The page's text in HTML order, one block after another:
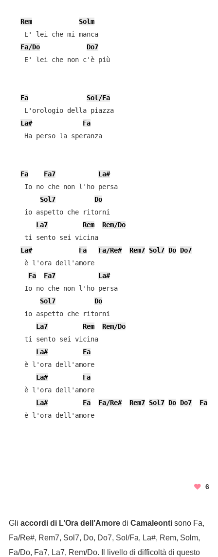
Rem
Solm
    E' lei che mi manca
Fa/Do
Do7
    E' lei che non c'è più
Fa
Sol/Fa
    L'orologio della piazza
La#
Fa
    Ha perso la speranza
Fa Fa7
La#
    Io no che non l'ho persa
Sol7
Do
    io aspetto che ritorni
La7
Rem
Rem/Do
    ti sento sei vicina
La#
Fa Fa/Re# Rem7 Sol7 Do Do7
    è l'ora dell'amore
Fa
Fa7
La#
    Io no che non l'ho persa
Sol7
Do
    io aspetto che ritorni
La7
Rem
Rem/Do
    ti sento sei vicina
La#
Fa
    è l'ora dell'amore
La#
Fa
    è l'ora dell'amore
La#
Fa Fa/Re# Rem7 Sol7 Do Do7
Fa
    è l'ora dell'amore
6
Gli accordi di L’Ora dell’Amoredi Camaleontisono Fa,
Fa/Re#, Rem7, Sol7, Do, Do7, Sol/Fa, La#, Rem, Solm,
Fa/Do, Fa7, La7, Rem/Do. Il livello di difficoltà di questo